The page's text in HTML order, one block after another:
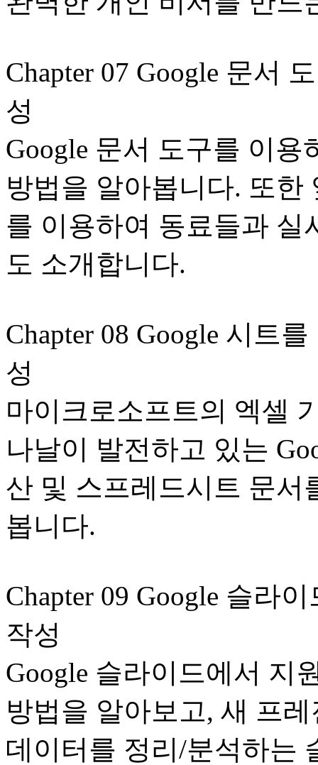
Chapter 07 Google 문서
성
Google 문서 도구를 이
방법을 알아봅니다. 또한
를 이용하여 동료들과 실
도 소개합니다.
Chapter 08 Google 시트
성
마이크로소프트의 엑셀
나날이 발전하고 있는
산 및 스프레드시트 문서
봅니다.
Chapter 09 Google 슬라
작성
Google 슬라이드에서 지
방법을 알아보고, 새 프
데이터를 정리/분석하는